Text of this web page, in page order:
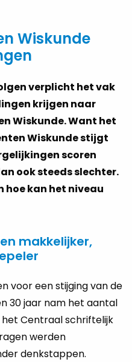
Wiskunde
verplicht het vak
krijgen naar
Wiskunde. Want het
Wiskunde stijgt
scoren
ook steeds slechter.
hoe kan het niveau
makkelijker,
voor een stijging van de
30 jaar nam het aantal
Centraal schriftelijk
werden
denkstappen.